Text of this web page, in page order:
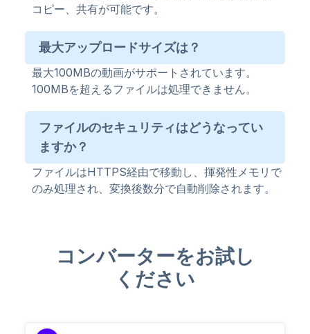
コピー、共有が可能です。
最大アップロードサイズは？
最大100MBの動画がサポートされています。
100MBを超えるファイルは処理できません。
ファイルのセキュリティはどうなってい
ますか？
ファイルはHTTPS経由で移動し、揮発性メモリで
のみ処理され、変換後数分で自動削除されます。
コンバーターをお試し
ください